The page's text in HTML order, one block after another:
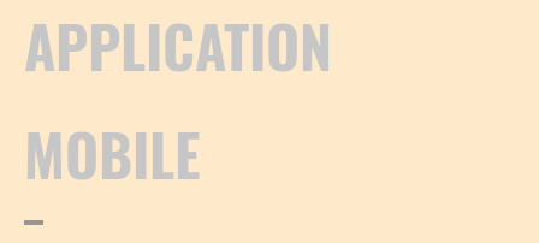
APPLICATION
MOBILE